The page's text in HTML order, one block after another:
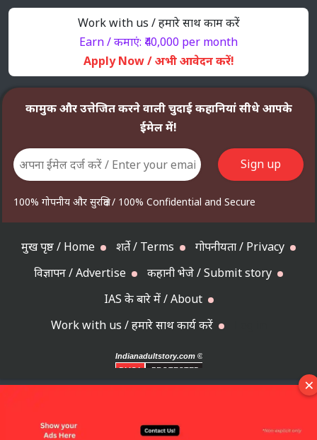
Work with us / हमारे साथ काम करें
Earn / कमाएं: ₹40,000 per month
Apply Now / अभी आवेदन करें!
कामुक और उत्तेजित करने वाली चुदाई कहानियां सीधे आपके
ईमेल में!
100% गोपनीय और सुरक्षित / 100% Confidential and Secure
मुख पृष्ठ / Home शर्ते / Terms
गोपनीयता / Privacy
विज्ञापन / Advertise
कहानी भेजे / Submit story
IAS के बारे में / About
Work with us / हमारे साथ कार्य करें
Indianadultstory.com©
2019-2026
DMCA PROTECTED
×